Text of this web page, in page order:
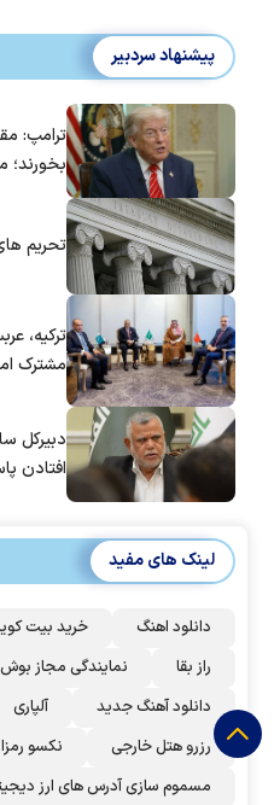
پیشنهاد سردبیر
ترامپ:
بخورند؛
تحریم
ترکیه،
مشترک
دبیرکل
افتادن
لینک های مفید
دانلود اهنگ خرید بیت
راز بقا
نمایندگی مجاز بوش
دانلود آهنگ جدید
آلپاری
رزرو هتل خارجی
نکسو
مسموم سازی آدرس های ارز